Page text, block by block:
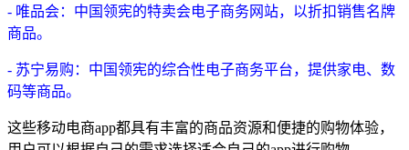
- 唯品会：中国领宪的特卖会电子商务网站，以折扣销售名牌
商品。
- 苏宁易购：中国领宪的综合性电子商务平台，提供家电、数
码等商品。
这些移动电商app都具有丰富的商品资源和便捷的购物体验，